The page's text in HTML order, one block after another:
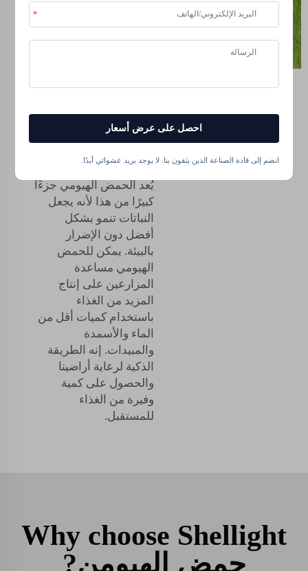
لممارسات
الزراعة المستدامة هي
إنتاج الغذاء بطريقة تُفيد
الأرض والأجيال القادمة.
يُعد الحمض الهيومي جزءًا
كبيرًا من هذا لأنه يجعل
النباتات تنمو بشكل
أفضل دون الإضرار
بالبيئة. يمكن للحمض
الهيومي مساعدة
المزارعين على إنتاج
المزيد من الغذاء
باستخدام كميات أقل من
الماء والأسمدة
والمبيدات. إنه الطريقة
الذكية لرعاية أراضينا
والحصول على كمية
وفيرة من الغذاء
للمستقبل.
Why choose Shellight
حمض الهيومن?
احصل على عرض أسعار
انضم إلى قادة الصناعة الذين يثقون بنا. لا يوجد بريد عشوائي أبدًا.